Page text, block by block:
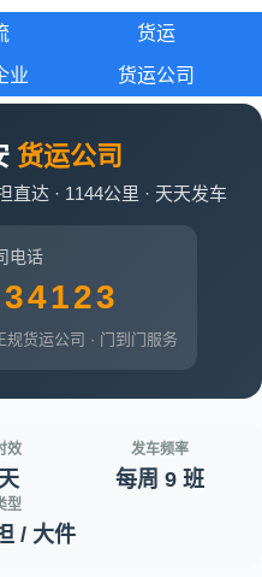
货运
业 货运公司
货运公司
直达 · 1144公里 · 天天发车
电话
规货运公司 · 门到门服务
效 发车频率
每周 9 班
型
/ 大件